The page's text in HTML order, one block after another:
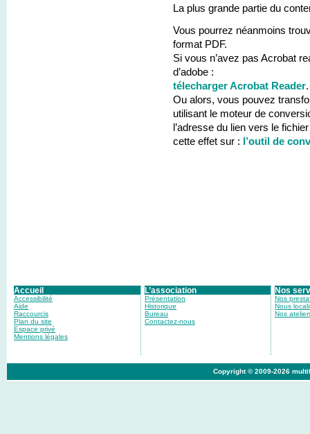
La plus grande partie du
Vous pourrez néanmoins
format PDF.
Si vous n’avez pas Acrobat
d’adobe :
télecharger Acrobat Reader.
Ou alors, vous pouvez
utilisant le moteur de
l’adresse du lien vers le
cette effet sur :
l’outil de
Accueil
Accessibilité
Aide
Raccourcis
Plan du site
Espace privé
Mentions légales
L’association
Présentation
Historique
Bureau
Contactez-nous
Nos
Nos
Nous
Nos
Copyright © 2009-2026